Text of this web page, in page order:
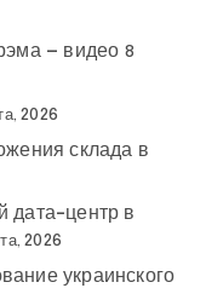
— видео 8
2026
склада в
дата-центр в
2026
украинского